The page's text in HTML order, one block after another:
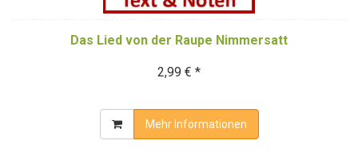
Das Lied von der Raupe Nimmersatt
2,99 € *
Mehr Informationen